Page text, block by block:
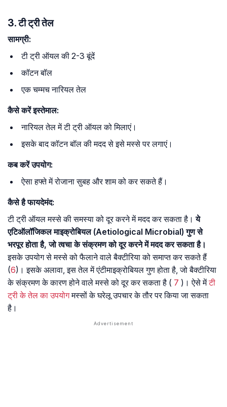
3. टी ट्री तेल
सामग्री:
टी ट्री ऑयल की 2-3 बूंदें
कॉटन बॉल
एक चम्मच नारियल तेल
कैसे करें इस्तेमाल:
नारियल तेल में टी ट्री ऑयल को मिलाएं।
इसके बाद कॉटन बॉल की मदद से इसे मस्से पर लगाएं।
कब करें उपयोग:
ऐसा हफ्ते में रोजाना सुबह और शाम को कर सकते हैं।
कैसे है फायदेमंद:
टी ट्री ऑयल मस्से की समस्या को दूर करने में मदद कर सकता है। ये
एटिऑलॉजिकल माइक्रोबियल (Aetiological Microbial) गुण से
भरपूर होता है, जो त्वचा के संक्रमण को दूर करने में मदद कर सकता है।
इसके उपयोग से मस्से को फैलाने वाले बैक्टीरिया को समाप्त कर सकते हैं
(6)। इसके अलावा, इस तेल में एंटीमाइक्रोबियल गुण होता है, जो बैक्टीरिया
के संक्रमण के कारण होने वाले मस्से को दूर कर सकता है ( 7 )। ऐसे मेंटी
ट्री के तेल का उपयोगमस्सों के घरेलू उपचार के तौर पर किया जा सकता
है।